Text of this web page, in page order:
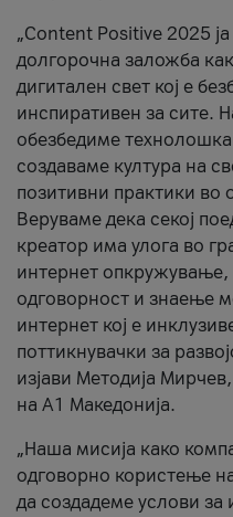
„Content Positive 2025
долгорочна заложба
дигитален свет кој е
инспиративен за сите.
обезбедиме технолошка
создаваме култура на
позитивни практики во
Веруваме дека секој
креатор има улога во
интернет опкружување,
одговорност и знаење
интернет кој е
поттикнувачки за
изјави Методија
на А1 Македонија.
„Наша мисија како
одговорно користење
да создадеме услови